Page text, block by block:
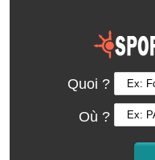
Quoi ?
Où ?